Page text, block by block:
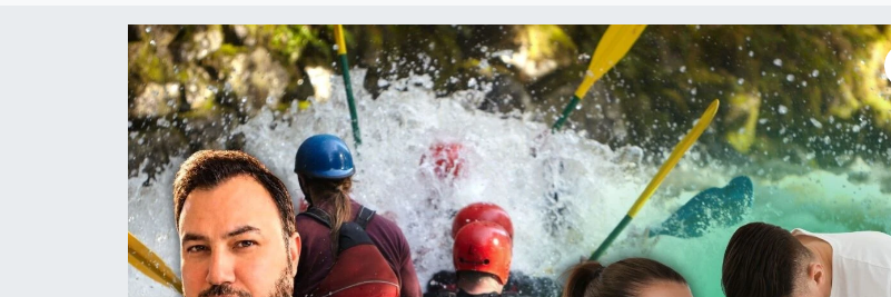
Resmi Reklamlar